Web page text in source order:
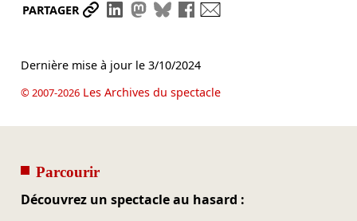
PARTAGER Partager le lien
Partager sur LinkedIn
Partager sur Mastodon
Partager sur Bluesky
Partager sur Facebook
Dernière mise à jour le 3/10/2024
© 2007-2026Les Archives du spectacle
Parcourir
Découvrez un spectacle au hasard :